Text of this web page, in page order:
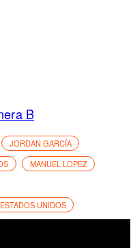
B
JORDAN GARCÍA
MANUEL LOPEZ
ESTADOS UNIDOS